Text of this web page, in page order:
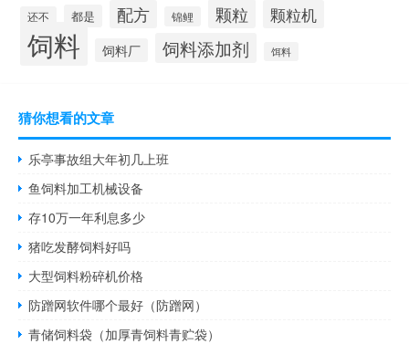
还不 都是 配方 锦鲤 颗粒 颗粒机
饲料 饲料厂 饲料添加剂 饵料
猜你想看的文章
乐亭事故组大年初几上班
鱼饲料加工机械设备
存10万一年利息多少
猪吃发酵饲料好吗
大型饲料粉碎机价格
防蹭网软件哪个最好（防蹭网）
青储饲料袋（加厚青饲料青贮袋）